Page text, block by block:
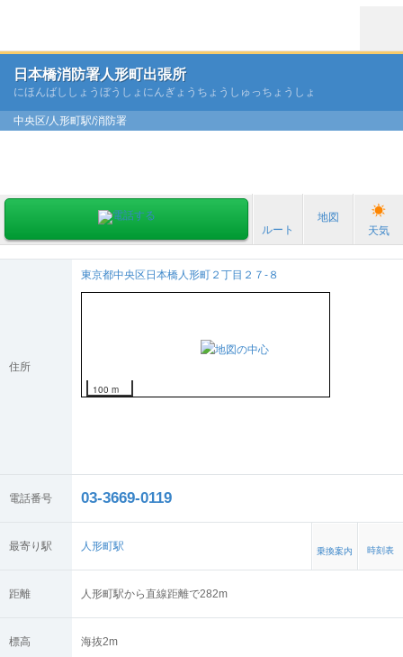
日本橋消防署人形町出張所
にほんばししょうぼうしょにんぎょうちょうしゅっちょうしょ
中央区/人形町駅/消防署
ルート
地図
天気
住所
東京都中央区日本橋人形町２丁目２７-８
100 m
電話番号 03-3669-0119
最寄り駅 人形町駅 乗換案内 時刻表
距離 人形町駅から直線距離で282m
標高 海抜2m